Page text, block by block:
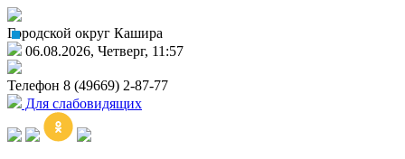
Городской округ Кашира
06.08.2026, Четверг, 11:57
Телефон 8 (49669) 2-87-77
Для слабовидящих